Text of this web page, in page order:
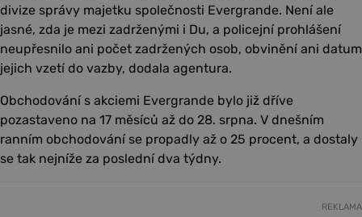
divize správy majetku společnosti Evergrande. Není ale
jasné, zda je mezi zadrženými i Du, a policejní prohlášení
neupřesnilo ani počet zadržených osob, obvinění ani datum
jejich vzetí do vazby, dodala agentura.
Obchodování s akciemi Evergrande bylo již dříve
pozastaveno na 17 měsíců až do 28. srpna. V dnešním
ranním obchodování se propadly až o 25 procent, a dostaly
se tak nejníže za poslední dva týdny.
REKLAMA